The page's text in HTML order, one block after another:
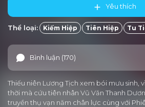
Tập 15 Tập 14 Tập 13
Tập 5 Tập 4
Yêu thích
Thể loại: Kiếm Hiệp Tiên Hiệp Tu
Bình luận (170)
Thiếu niên Lương Tịch xem bói mưu sinh,
thời mà cứu tiên nhân Vũ Văn Thanh
truyền thụ vạn năm chân lực cùng với